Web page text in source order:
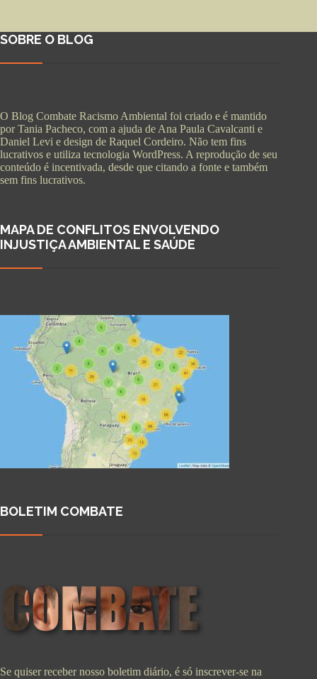
SOBRE O BLOG
O Blog Combate Racismo Ambiental foi criado e é mantido
por Tania Pacheco, com a ajuda de Ana Paula Cavalcanti e
Daniel Levi e design de Raquel Cordeiro. Não tem fins
lucrativos e utiliza tecnologia WordPress. A reprodução de seu
conteúdo é incentivada, desde que citando a fonte e também
sem fins lucrativos.
MAPA DE CONFLITOS ENVOLVENDO
INJUSTIÇA AMBIENTAL E SAÚDE
BOLETIM COMBATE
Se quiser receber nosso boletim diário, é só inscrever-se na